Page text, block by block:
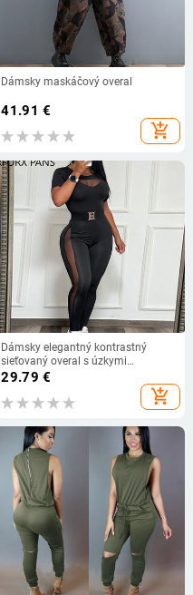
Dámsky maskáčový overal
41.91 €
add_shopping_cart
Dámsky elegantný kontrastný
sieťovaný overal s úzkymi
nohavicami a opaskom
29.79 €
add_shopping_cart